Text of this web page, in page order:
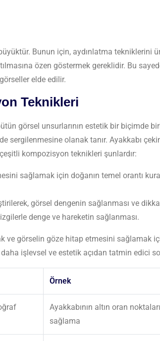
Bunun için, aydınlatma tekniklerini
özen göstermek gereklidir. Bu
elde edilir.
Teknikleri
görsel unsurlarının estetik bir biçimde
sergilenmesine olanak tanır. Ayakkabı
kompozisyon teknikleri şunlardır:
sağlamak için doğanın temel orantı
görsel dengenin sağlanması ve
denge ve hareketin sağlanması.
ve görselin göze hitap etmesini sağlamak
işlevsel ve estetik açıdan tatmin edici
Örnek
Ayakkabının altın oran
sağlama